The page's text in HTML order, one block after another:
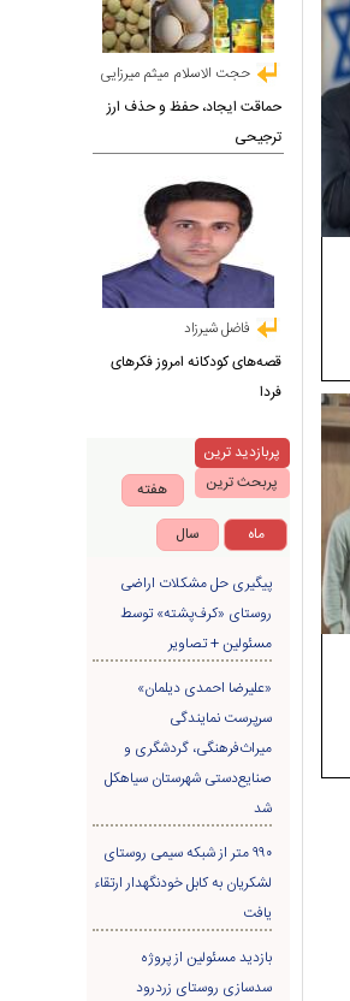
حجت الاسلام میثم میرزایی
حماقت ایجاد، حفظ و حذف ارز
ترجیحی
فاضل شیرزاد
قصه‌های کودکانه امروز فکرهای
فردا
پربازدید ترین
پربحث ترین
هفته
ماه
سال
پیگیری حل مشکلات اراضی
روستای «کرف‌پشته» توسط
مسئولین + تصاویر
«علیرضا احمدی دیلمان»
سرپرست نمایندگی
میراث‌فرهنگی، گردشگری و
صنایع‌دستی شهرستان سیاهکل
شد
۹۹۰ متر از شبکه سیمی روستای
لشکریان به کابل خودنگهدار ارتقاء
یافت
بازدید مسئولین از پروژه
سدسازی روستای زردرود